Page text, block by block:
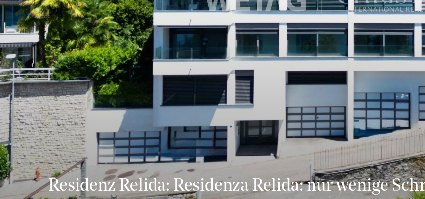
Residenz Relida: Residenza Relida: nur wenige